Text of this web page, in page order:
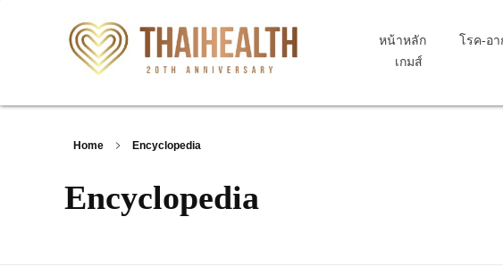
หน้าหลัก โรค-อา
เกมส์
Home Encyclopedia
Encyclopedia